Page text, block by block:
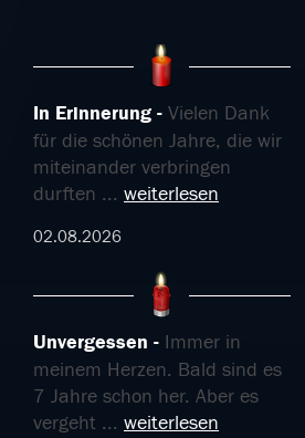
In Erinnerung
Vielen Dank
für die schönen Jahre, die wir
miteinander verbringen
durften ... weiterlesen
02.08.2026
Unvergessen
Immer in
meinem Herzen. Bald sind es
7 Jahre schon her. Aber es
vergeht ... weiterlesen